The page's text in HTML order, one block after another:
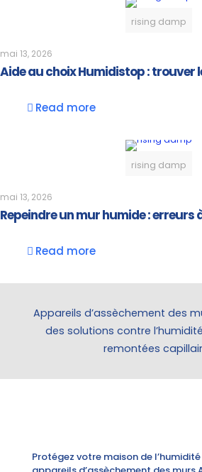
rising damp
mai 13, 2026
Aide au choix Humidistop : trouver
Read more
rising damp
mai 13, 2026
Repeindre un mur humide : erreurs
Read more
Appareils d’assèchement des
des solutions contre
remontées
Protégez votre maison de